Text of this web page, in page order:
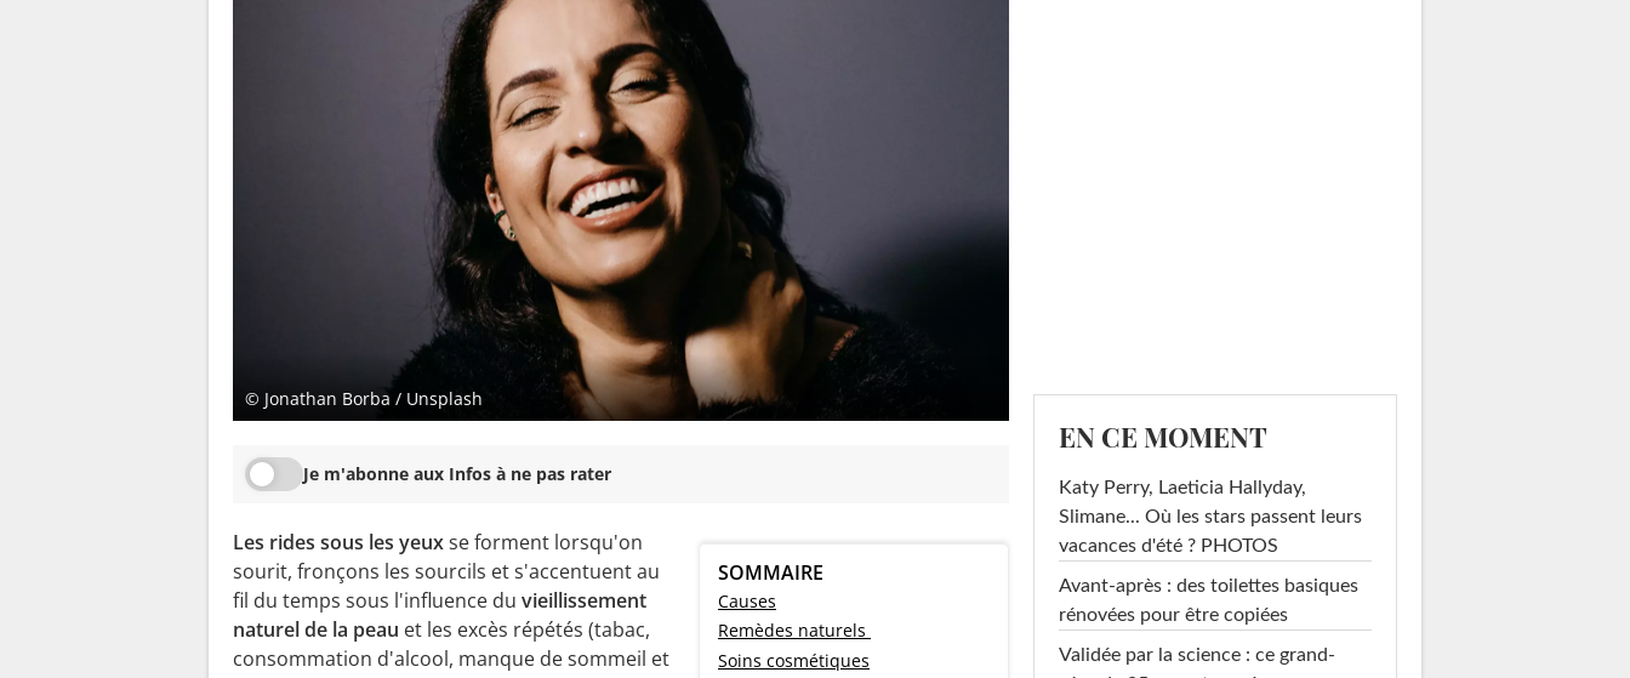
© Jonathan Borba / Unsplash
Je m'abonne aux Infos à ne pas rater
SOMMAIRE
Causes
Remèdes naturels
Soins cosmétiques
Les rides sous les yeuxse forment lorsqu'on
sourit, fronçons les sourcils et s'accentuent au
fil du temps sous l'influence du vieillissement
naturel de la peau et les excès répétés (tabac,
consommation d'alcool, manque de sommeil et
EN CE MOMENT
Katy Perry, Laeticia Hallyday,
Slimane... Où les stars passent leurs
vacances d'été ? PHOTOS
Avant-après : des toilettes basiques
rénovées pour être copiées
Validée par la science : ce grand-